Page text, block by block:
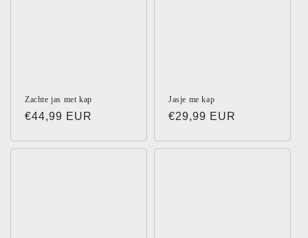
Zachte jas met kap
Normale
€44,99 EUR
Jasje me kap
Normale
€29,99 EUR